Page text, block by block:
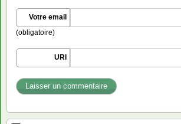
Votre email
(obligatoire)
URI